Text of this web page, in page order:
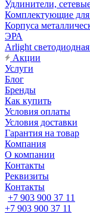
Удлинители,
Комплектующие
Корпуса
ЭРА
Arlight
Акции
Услуги
Блог
Бренды
Как купить
Условия оплаты
Условия доставки
Гарантия на товар
Компания
О компании
Контакты
Реквизиты
Контакты
+7 903 900 37 11
+7 903 900 37 11